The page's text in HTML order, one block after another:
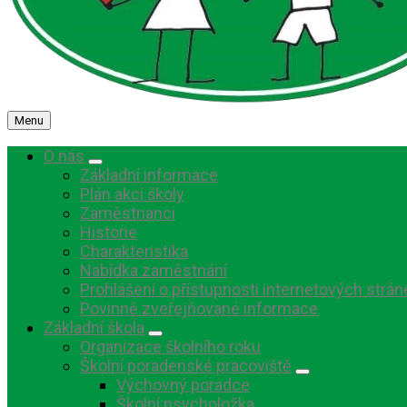
Menu
O nás
Základní informace
Plán akcí školy
Zaměstnanci
Historie
Charakteristika
Nabídka zaměstnání
Prohlášení o přístupnosti internetových
Povinně zveřejňované informace
Základní škola
Organizace školního roku
Školní poradenské pracoviště
Výchovný poradce